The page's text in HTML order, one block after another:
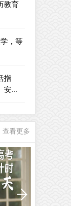
教育
，等
指
安...
查看更多